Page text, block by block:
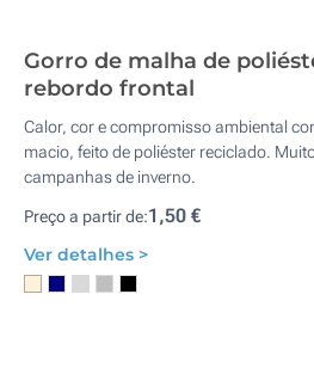
Gorro de malha de
rebordo frontal
Calor, cor e compromisso ambiental
macio, feito de poliéster reciclado.
campanhas de inverno.
Preço a partir de:1,50 €
Ver detalhes >